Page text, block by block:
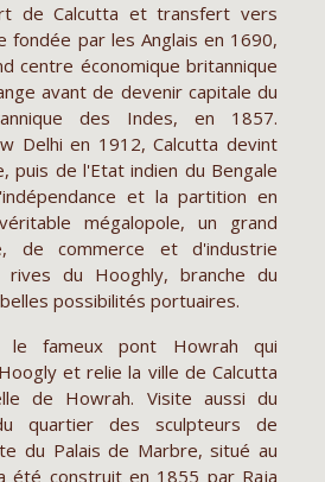
de Calcutta et transfert vers
fondée par les Anglais en 1690,
centre économique britannique
avant de devenir capitale du
des Indes, en 1857.
Delhi en 1912, Calcutta devint
puis de l'Etat indien du Bengale
et la partition en
mégalopole, un grand
de commerce et d'industrie
du Hooghly, branche du
possibilités portuaires.
le fameux pont Howrah qui
et relie la ville de Calcutta
de Howrah. Visite aussi du
quartier des sculpteurs de
du Palais de Marbre, situé au
été construit en 1855 par Raja